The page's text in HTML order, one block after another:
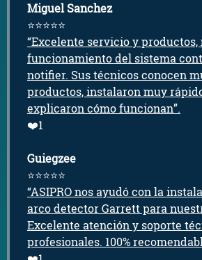
Miguel Sanchez
⭐⭐⭐⭐⭐
“Excelente servicio y productos,
funcionamiento del sistema
notifier. Sus técnicos conocen
productos, instalaron muy
explicaron cómo funcionan”.
❤️1
Guiegzee
⭐⭐⭐⭐⭐
“ASIPRO nos ayudó con la
arco detector Garrett para
Excelente atención y soporte
profesionales. 100%